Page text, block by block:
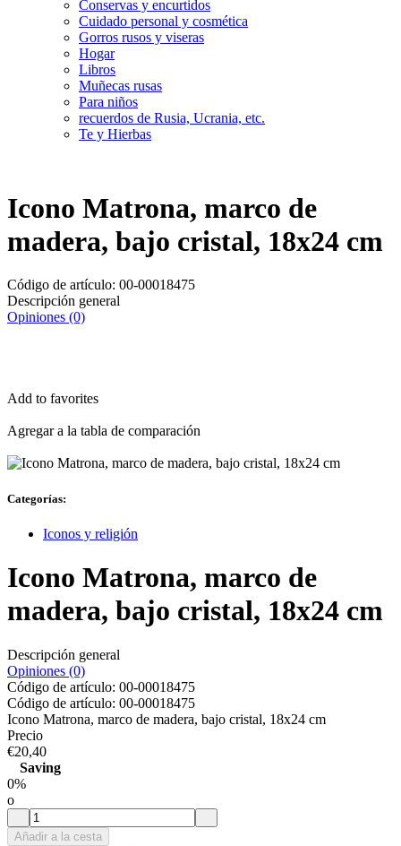
Conservas y encurtidos
Cuidado personal y cosmética
Gorros rusos y viseras
Hogar
Libros
Muñecas rusas
Para niños
recuerdos de Rusia, Ucrania, etc.
Te y Hierbas
Icono Matrona, marco de
madera, bajo cristal, 18x24 cm
Código de artículo: 00-00018475
Descripción general
Opiniones (0)
Add to favorites
Agregar a la tabla de comparación
Categorías:
Iconos y religión
Icono Matrona, marco de
madera, bajo cristal, 18x24 cm
Descripción general
Opiniones (0)
Código de artículo: 00-00018475
Código de artículo: 00-00018475
Icono Matrona, marco de madera, bajo cristal, 18x24 cm
Precio
€20,40
Saving
0%
o
Añadir a la cesta